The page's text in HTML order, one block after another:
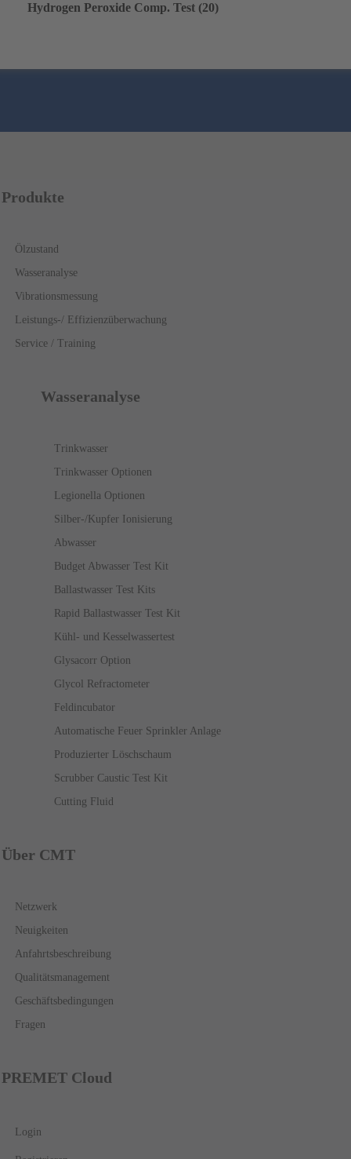
Hydrogen Peroxide Comp. Test (20)
Produkte
Ölzustand
Wasseranalyse
Vibrationsmessung
Leistungs-/ Effizienzüberwachung
Service / Training
Wasseranalyse
Trinkwasser
Trinkwasser Optionen
Legionella Optionen
Silber-/Kupfer Ionisierung
Abwasser
Budget Abwasser Test Kit
Ballastwasser Test Kits
Rapid Ballastwasser Test Kit
Kühl- und Kesselwassertest
Glysacorr Option
Glycol Refractometer
Feldincubator
Automatische Feuer Sprinkler Anlage
Produzierter Löschschaum
Scrubber Caustic Test Kit
Cutting Fluid
Über CMT
Netzwerk
Neuigkeiten
Anfahrtsbeschreibung
Qualitätsmanagement
Geschäftsbedingungen
Fragen
PREMET Cloud
Login